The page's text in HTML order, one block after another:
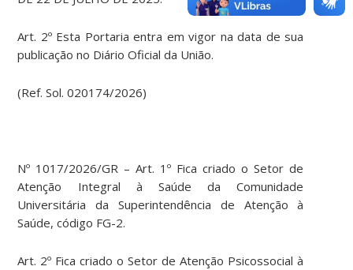
Art. 2º Esta Portaria entra em vigor na data de sua
publicação no Diário Oficial da União.
(Ref. Sol. 020174/2026)
Nº 1017/2026/GR – Art. 1º Fica criado o Setor de
Atenção Integral à Saúde da Comunidade
Universitária da Superintendência de Atenção à
Saúde, código FG-2.
Art. 2º Fica criado o Setor de Atenção Psicossocial à